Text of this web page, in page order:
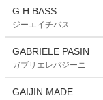
G.H.BASS
ジーエイチバス
GABRIELE PASIN
ガブリエレパジーニ
GAIJIN MADE